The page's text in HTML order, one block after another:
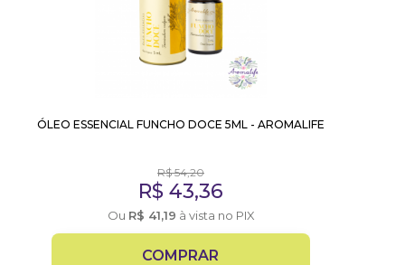
ÓLEO ESSENCIAL FUNCHO DOCE 5ML - AROMALIFE
R$54,20
R$ 43,36
Ou R$ 41,19 à vista no PIX
COMPRAR